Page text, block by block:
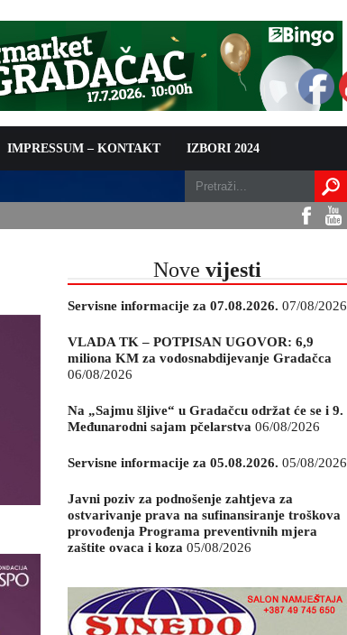
IMPRESSUM – KONTAKT IZBORI 2024
Nove vijesti
Servisne informacije za 07.08.2026. 07/08/2026
VLADA TK – POTPISAN UGOVOR: 6,9
miliona KM za vodosnabdijevanje Gradačca
06/08/2026
Na „Sajmu šljive“ u Gradačcu održat će se i 9.
Međunarodni sajam pčelarstva 06/08/2026
Servisne informacije za 05.08.2026. 05/08/2026
Javni poziv za podnošenje zahtjeva za
ostvarivanje prava na sufinansiranje troškova
provođenja Programa preventivnih mjera
zaštite ovaca i koza 05/08/2026